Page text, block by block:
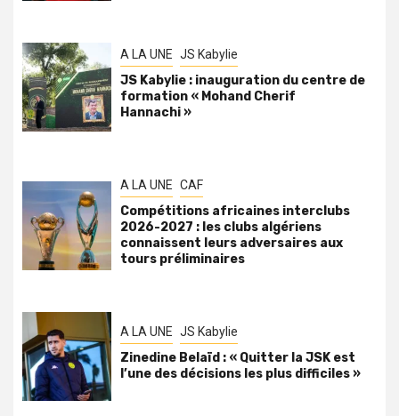
A LA UNE JS Kabylie
JS Kabylie : inauguration du centre de
formation « Mohand Cherif
Hannachi »
A LA UNE CAF
Compétitions africaines interclubs
2026-2027 : les clubs algériens
connaissent leurs adversaires aux
tours préliminaires
A LA UNE JS Kabylie
Zinedine Belaïd : « Quitter la JSK est
l’une des décisions les plus difficiles »